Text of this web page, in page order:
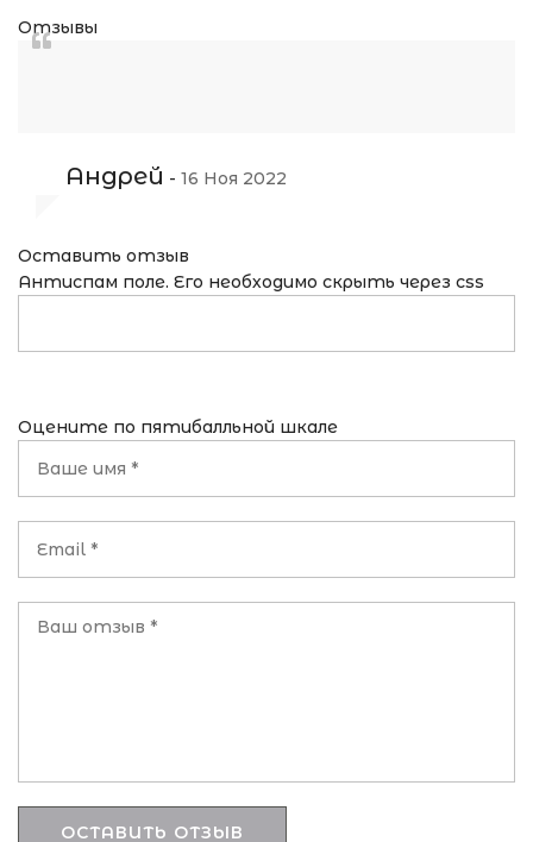
Отзывы
Андрей - 16 Ноя 2022
Оставить отзыв
Антиспам поле. Его необходимо скрыть через css
Оцените по пятибалльной шкале